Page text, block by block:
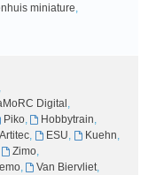
miniature,
Digital,
Piko, Hobbytrain,
Artitec, ESU, Kuehn,
Zimo,
, Van Biervliet,